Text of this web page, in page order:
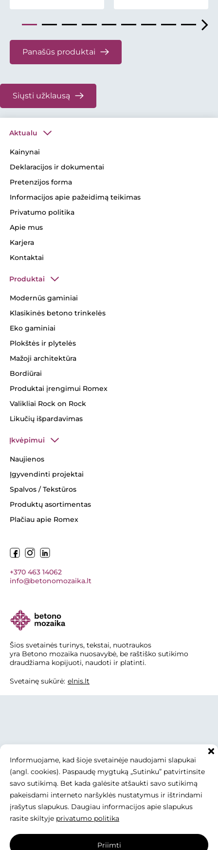
Informuojame, kad šioje svetainėje naudojami slapukai
(angl. cookies). Paspaudę mygtuką „Sutinku” patvirtinsite
savo sutikimą. Bet kada galėsite atšaukti savo sutikimą
pakeisdami interneto naršyklės nustatymus ir ištrindami
įrašytus slapukus. Daugiau informacijos apie slapukus
rasite skiltyje privatumo politika
Priimti
Panašūs produktai
Siųsti užklausą
Aktualu
Kainynai
Deklaracijos ir dokumentai
Pretenzijos forma
Informacijos apie pažeidimą teikimas
Privatumo politika
Apie mus
Karjera
Kontaktai
Produktai
Modernūs gaminiai
Klasikinės betono trinkelės
Eko gaminiai
Plokštės ir plytelės
Mažoji architektūra
Bordiūrai
Produktai įrengimui Romex
Valikliai Rock on Rock
Likučių išpardavimas
Įkvėpimui
Naujienos
Įgyvendinti projektai
Spalvos / Tekstūros
Produktų asortimentas
Plačiau apie Romex
+370 463 14062
info@betonomozaika.lt
Šios svetainės turinys, tekstai, nuotraukos
yra Betono mozaika nuosavybė, be raštiško sutikimo
draudžiama kopijuoti, naudoti ir platinti.
Svetainę sukūrė: elnis.lt